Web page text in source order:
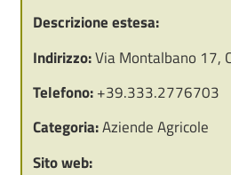
Descrizione estesa:
Indirizzo:Via Montalbano 17,
Telefono:+39.333.2776703
Categoria:Aziende Agricole
Sito web: